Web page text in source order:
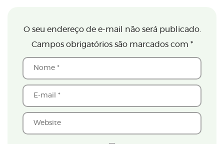
O seu endereço de e-mail não será publicado.
Campos obrigatórios são marcados com *